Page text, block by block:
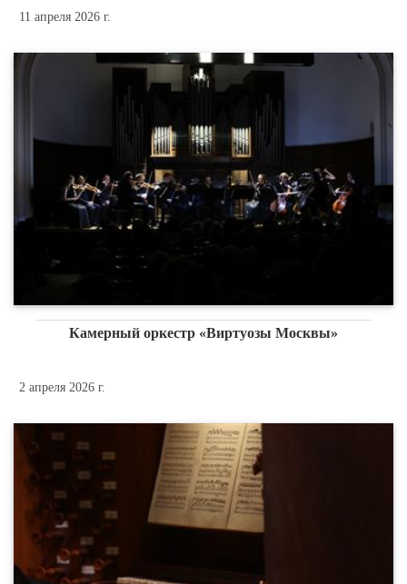
11 апреля 2026 г.
Камерный оркестр «Виртуозы Москвы»
2 апреля 2026 г.